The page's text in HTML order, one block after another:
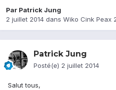
Par Patrick Jung
2 juillet 2014 dans Wiko Cink Peax
Patrick Jung
Posté(e) 2 juillet 2014
Salut tous,